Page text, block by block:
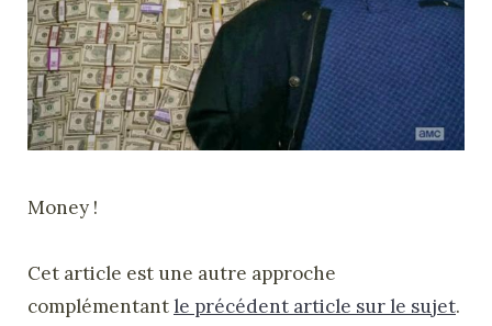
Money !
Cet article est une autre approche
complémentantle précédent article sur le sujet.